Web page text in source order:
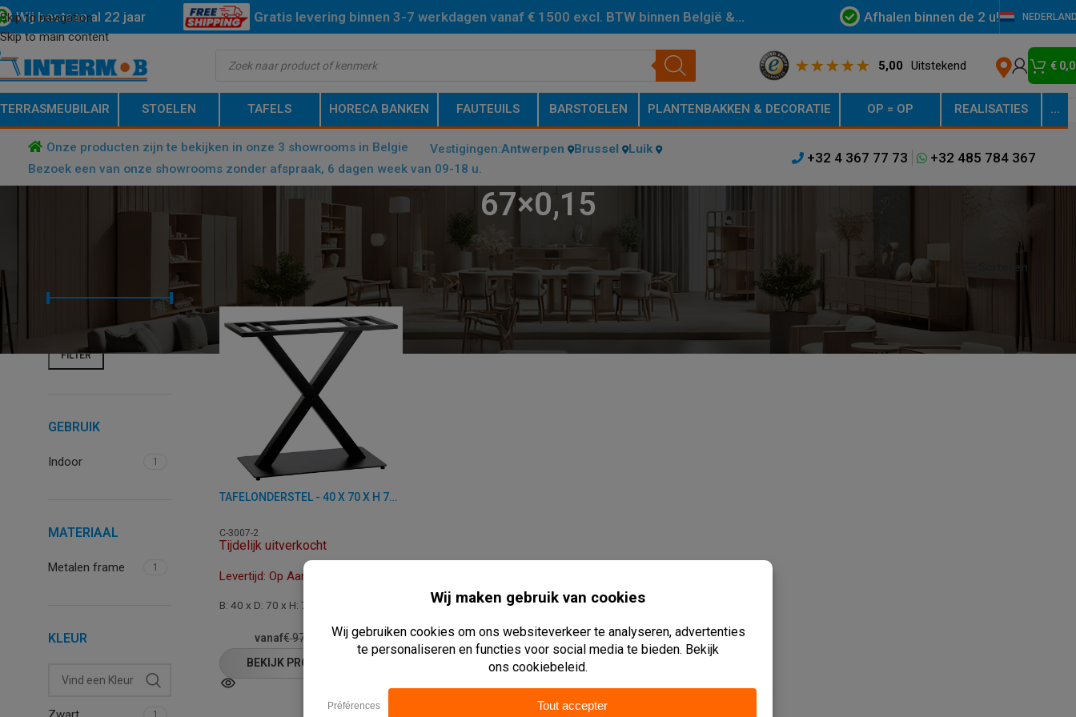
Skip to navigation
Skip to main content
Wij bestaan al 22 jaar Gratis levering binnen 3-7 werkdagen vanaf € 1500 excl. BTW binnen België &
Afhalen binnen de 2 u!
5,00 Uitstekend €
TERRASMEUBILAIR STOELEN TAFELS HORECA BANKEN FAUTEUILS BARSTOELEN PLANTENBAKKEN & DECORATIE OP = OP REALISATIES …
Onze producten zijn te bekijken in onze 3 showrooms in Belgie Vestigingen:Antwerpen Brussel Luik
Bezoek een van onze showrooms zonder afspraak, 6 dagen week van 09-18 u.
+32 4 367 77 73 +32 485 784 367
67×0,15
FILTER
€ 70— € 80
GEBRUIK
Indoor 1
MATERIAAL
Metalen frame 1
KLEUR
1
PRODUCT DIAMETER TUBE (CM) 67×0,15 Weergeven 24 Sorteren
TAFELONDERSTEL - 40 X 70 X H 72 CM - STAAL
C-3007-2
Tijdelijk uitverkocht
Levertijd: Op Aanvraag
B: 40 x D: 70 x H: 72 cm
vanaf€97,00 77,50
BEKIJK PRODUCT